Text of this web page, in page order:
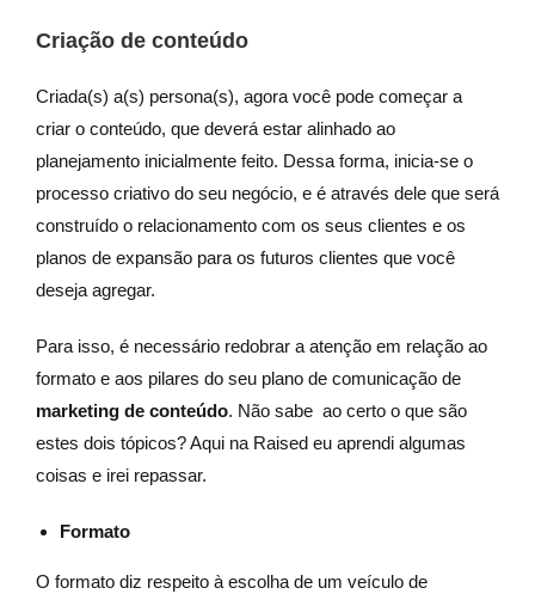
Criação de conteúdo
Criada(s) a(s) persona(s), agora você pode começar a
criar o conteúdo, que deverá estar alinhado ao
planejamento inicialmente feito. Dessa forma, inicia-se o
processo criativo do seu negócio, e é através dele que será
construído o relacionamento com os seus clientes e os
planos de expansão para os futuros clientes que você
deseja agregar.
Para isso, é necessário redobrar a atenção em relação ao
formato e aos pilares do seu plano de comunicação de
marketing de conteúdo. Não sabe ao certo o que são
estes dois tópicos? Aqui na Raised eu aprendi algumas
coisas e irei repassar.
Formato
O formato diz respeito à escolha de um veículo de